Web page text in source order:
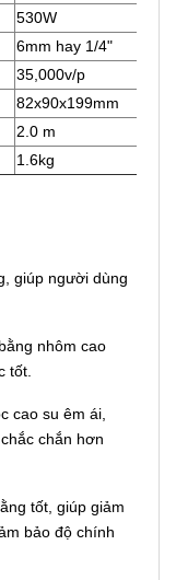
530W
6mm hay 1/4"
35,000v/p
82x90x199mm
2.0 m
1.6kg
giúp người dùng
nhôm cao
tốt.
cao su êm ái,
chắn hơn
tốt, giúp giảm
bảo độ chính